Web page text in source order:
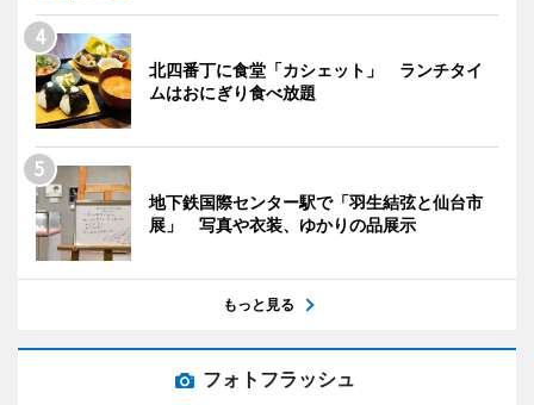
北四番丁に食堂「カシェット」 ランチタイ
ムはおにぎり食べ放題
地下鉄国際センター駅で「羽生結弦と仙台市
展」 写真や衣装、ゆかりの品展示
もっと見る
フォトフラッシュ